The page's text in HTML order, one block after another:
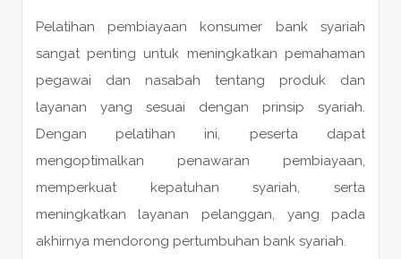
Pelatihan pembiayaan konsumer bank syariah
sangat penting untuk meningkatkan pemahaman
pegawai dan nasabah tentang produk dan
layanan yang sesuai dengan prinsip syariah.
Dengan pelatihan ini, peserta dapat
mengoptimalkan penawaran pembiayaan,
memperkuat kepatuhan syariah, serta
meningkatkan layanan pelanggan, yang pada
akhirnya mendorong pertumbuhan bank syariah.